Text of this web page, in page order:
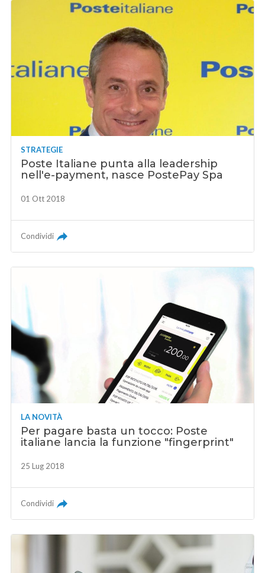
STRATEGIE
Poste Italiane punta alla leadership
nell'e-payment, nasce PostePay Spa
01 Ott 2018
Condividi
LA NOVITÀ
Per pagare basta un tocco: Poste
italiane lancia la funzione "fingerprint"
25 Lug 2018
Condividi